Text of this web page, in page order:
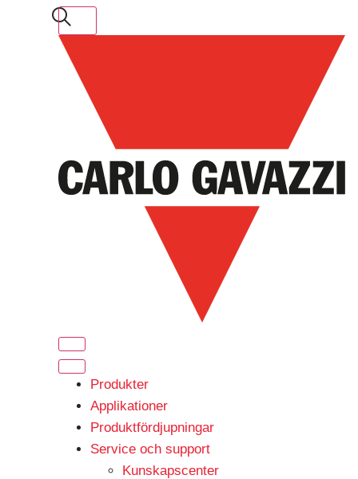
Produkter
Applikationer
Produktfördjupningar
Service och support
Kunskapscenter